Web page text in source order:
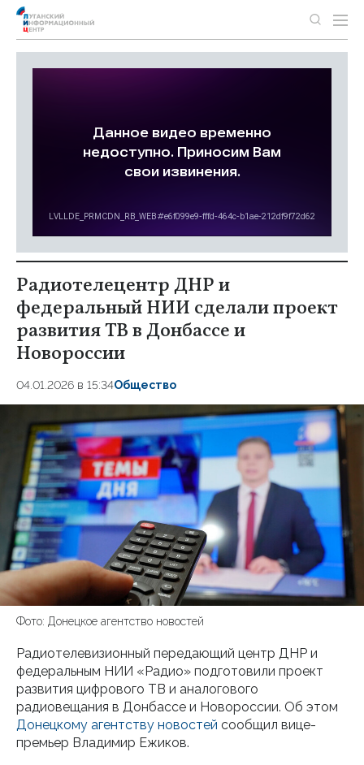
Радиотелецентр ДНР и
федеральный НИИ сделали проект
развития ТВ в Донбассе и
Новороссии
04.01.2026 в 15:34Общество
Фото: Донецкое агентство новостей
Радиотелевизионный передающий центр ДНР и
федеральным НИИ «Радио» подготовили проект
развития цифрового ТВ и аналогового
радиовещания в Донбассе и Новороссии. Об этом
Донецкому агентству новостей сообщил вице-
премьер Владимир Ежиков.